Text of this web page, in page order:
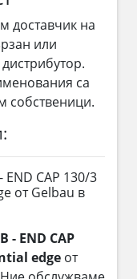
доставчик на
или
са
собственици.
CAP 130/3
от Gelbau в
- END CAP
edge от